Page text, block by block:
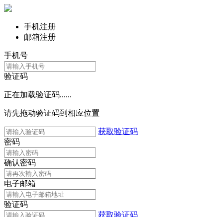
手机注册
邮箱注册
手机号
验证码
正在加载验证码......
请先拖动验证码到相应位置
获取验证码
密码
确认密码
电子邮箱
验证码
获取验证码